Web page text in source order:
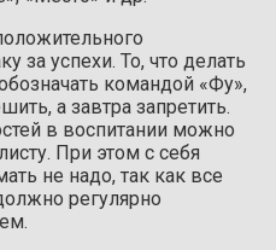
за успехи. То, что делать
командой «Фу»,
а завтра запретить.
в воспитании можно
При этом с себя
не надо, так как все
регулярно